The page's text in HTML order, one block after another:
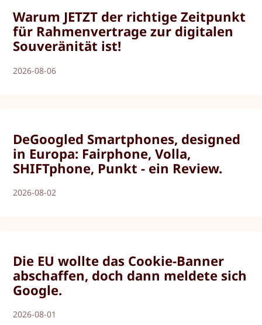
Warum JETZT der richtige Zeitpunkt
für Rahmenvertrage zur digitalen
Souveränität ist!
2026-08-06
DeGoogled Smartphones, designed
in Europa: Fairphone, Volla,
SHIFTphone, Punkt - ein Review.
2026-08-02
Die EU wollte das Cookie-Banner
abschaffen, doch dann meldete sich
Google.
2026-08-01